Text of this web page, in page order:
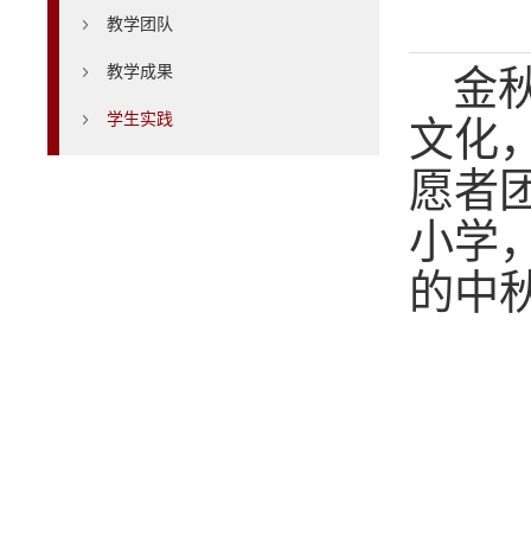
教学团队
教学成果
学生实践
金
文化
愿者
小学
的中